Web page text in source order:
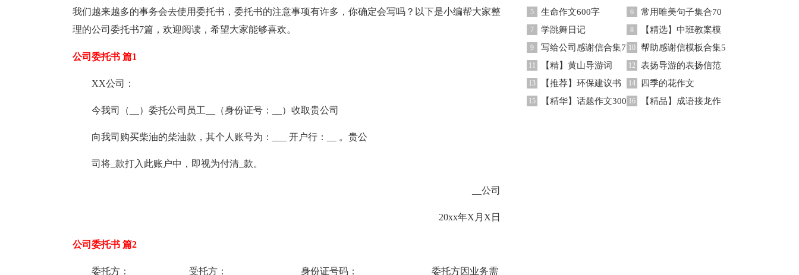
我们越来越多的事务会去使用委托书，委托书的注意事项有许多，你确定会写吗？以下是小编帮大家整
理的公司委托书7篇，欢迎阅读，希望大家能够喜欢。
公司委托书 篇1
XX公司：
今我司（__）委托公司员工__（身份证号：__）收取贵公司
向我司购买柴油的柴油款，其个人账号为：___ 开户行：__ 。贵公
司将_款打入此账户中，即视为付清_款。
__公司
20xx年X月X日
公司委托书 篇2
委托方：____________ 受托方：_______________ 身份证号码：_______________ 委托方因业务需
10篇
模板锦集7篇
5 生命作文600字 6
常用唯美句子集合70
句
7 学跳舞日记 8
【精选】中班教案模
板5篇
9
写给公司感谢信合集7
篇
10
帮助感谢信模板合集5
篇
11 【精】黄山导游词 12
表扬导游的表扬信范
文合集六篇
13 【推荐】环保建议书 14 四季的花作文
15
【精华】话题作文300 16
【精品】成语接龙作